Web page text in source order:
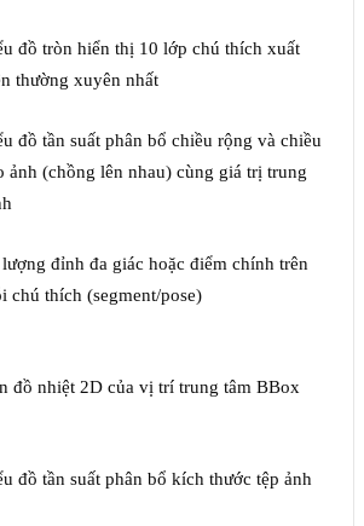
đồ tròn hiển thị 10 lớp chú thích xuất
thường xuyên nhất
đồ tần suất phân bổ chiều rộng và chiều
ảnh (chồng lên nhau) cùng giá trị trung
lượng đỉnh đa giác hoặc điểm chính trên
chú thích (segment/pose)
đồ nhiệt 2D của vị trí trung tâm BBox
đồ tần suất phân bổ kích thước tệp ảnh